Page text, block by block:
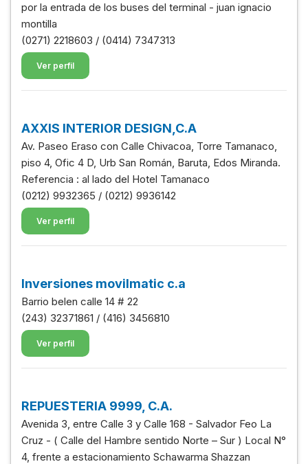
por la entrada de los buses del terminal - juan ignacio
montilla
(0271) 2218603 / (0414) 7347313
Ver perfil
AXXIS INTERIOR DESIGN,C.A
Av. Paseo Eraso con Calle Chivacoa, Torre Tamanaco,
piso 4, Ofic 4 D, Urb San Román, Baruta, Edos Miranda.
Referencia : al lado del Hotel Tamanaco
(0212) 9932365 / (0212) 9936142
Ver perfil
Inversiones movilmatic c.a
Barrio belen calle 14 # 22
(243) 32371861 / (416) 3456810
Ver perfil
REPUESTERIA 9999, C.A.
Avenida 3, entre Calle 3 y Calle 168 - Salvador Feo La
Cruz - ( Calle del Hambre sentido Norte – Sur ) Local N°
4, frente a estacionamiento Schawarma Shazzan